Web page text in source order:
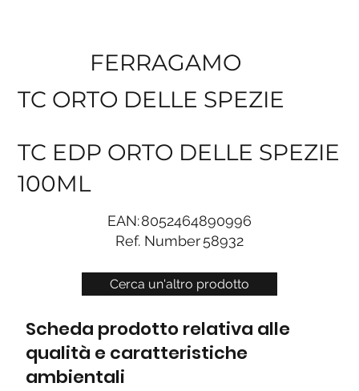
Cerca un'altro prodotto
FERRAGAMO
TC ORTO DELLE SPEZIE
TC EDP ORTO DELLE SPEZIE
100ML
EAN:8052464890996
Ref. Number58932
Scheda prodotto relativa alle
qualità e caratteristiche
ambientali